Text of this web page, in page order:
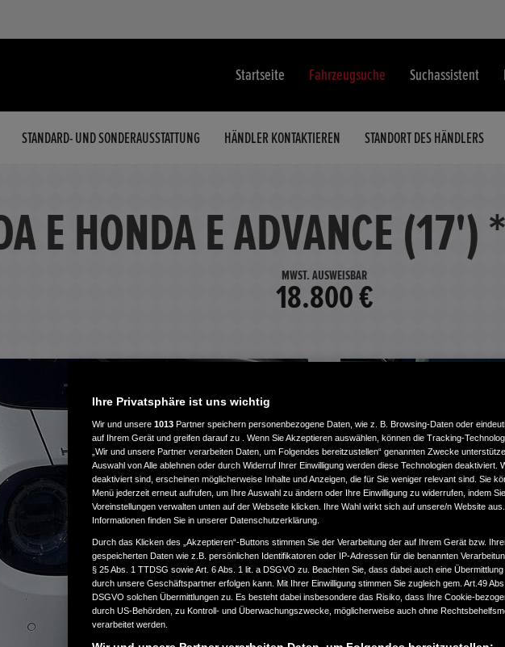
Startseite Fahrzeugsuche Suchassistent
STANDARD- UND SONDERAUSSTATTUNG HÄNDLER KONTAKTIEREN STANDORT DES HÄNDLERS
E HONDA E ADVANCE (17')
MWST. AUSWEISBAR
18.800 €
Ihre Privatsphäre ist uns wichtig
Wir und unsere 1013 Partner speichern personenbezogene Daten, wie z. B. Browsing-Daten oder
auf Ihrem Gerät und greifen darauf zu . Wenn Sie Akzeptieren auswählen, können die Tracking-
„Wir und unsere Partner verarbeiten Daten, um Folgendes bereitzustellen“ genannten Zwecke
Auswahl von Alle ablehnen oder durch Widerruf Ihrer Einwilligung werden diese Technologien deaktiviert.
deaktiviert sind, erscheinen möglicherweise Inhalte und Anzeigen, die für Sie weniger relevant sind. Sie
Menü jederzeit erneut aufrufen, um Ihre Auswahl zu ändern oder Ihre Einwilligung zu widerrufen, indem
Voreinstellungen verwalten unten auf der Webseite klicken. Ihre Wahl wirkt sich auf unsere/n Website
Informationen finden Sie in unserer Datenschutzerklärung.
Durch das Klicken des „Akzeptieren“-Buttons stimmen Sie der Verarbeitung der auf Ihrem Gerät bzw.
gespeicherten Daten wie z.B. persönlichen Identifikatoren oder IP-Adressen für die benannten
§ 25 Abs. 1 TTDSG sowie Art. 6 Abs. 1 lit. a DSGVO zu. Beachten Sie, dass dabei auch eine Übermittlung
durch unsere Geschäftspartner erfolgen kann. Mit Ihrer Einwilligung stimmen Sie zugleich gem. Art.49
DSGVO solchen Übermittlungen zu. Es besteht dabei insbesondere das Risiko, dass Ihre Cookie-
durch US-Behörden, zu Kontroll- und Überwachungszwecke, möglicherweise auch ohne
verarbeitet werden.